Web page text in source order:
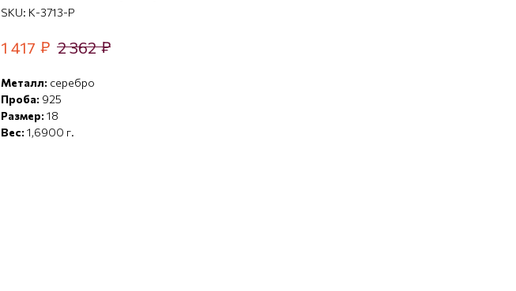
SKU: К-3713-Р
1 417 ₽ 2 362 ₽
Металл: серебро
Проба: 925
Размер: 18
Вес: 1,6900 г.